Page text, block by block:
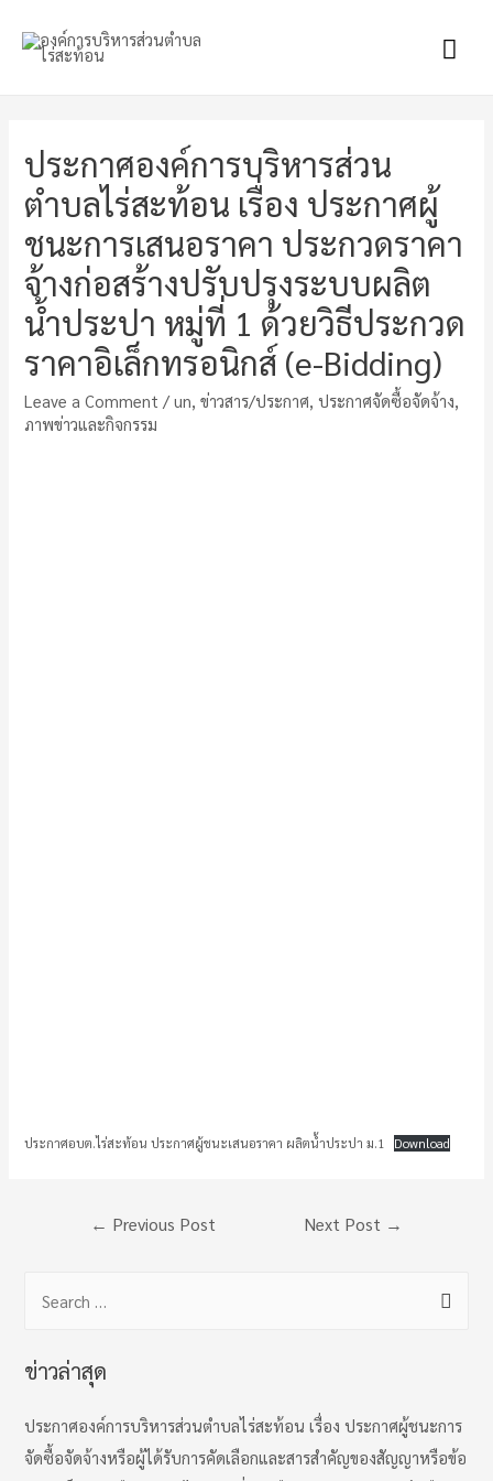
ประกาศองค์การบริหารส่วน
ตำบลไร่สะท้อน เรื่อง ประกาศผู้
ชนะการเสนอราคา ประกวดราคา
จ้างก่อสร้างปรับปรุงระบบผลิต
น้ำประปา หมู่ที่ 1 ด้วยวิธีประกวด
ราคาอิเล็กทรอนิกส์ (e-Bidding)
Leave a Comment /un,ข่าวสาร/ประกาศ,ประกาศจัดซื้อจัดจ้าง,
ภาพข่าวและกิจกรรม
ประกาศอบต.ไร่สะท้อน ประกาศผู้ชนะเสนอราคา ผลิตน้ำประปา ม.1 Download
Post
← Previous Post Next Post →
r
h
ข่าวล่าสุด
ประกาศองค์การบริหารส่วนตำบลไร่สะท้อน เรื่อง ประกาศผู้ชนะการ
จัดซื้อจัดจ้างหรือผู้ได้รับการคัดเลือกและสารสำคัญของสัญญาหรือข้อ